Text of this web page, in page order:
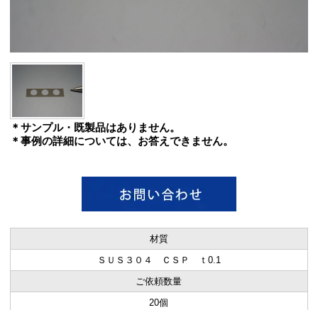
＊サンプル・既製品はありません。
＊事例の詳細については、お答えできません。
材質
ＳＵＳ３０４ ＣＳＰ ｔ0.1
ご依頼数量
20個